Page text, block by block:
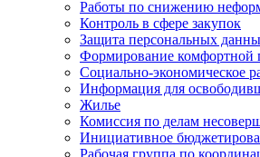
Работы по снижению
Контроль в сфере закупок
Защита персональных
Формирование комфортной
Социально-экономическое
Информация для
Жилье
Комиссия по делам
Инициативное